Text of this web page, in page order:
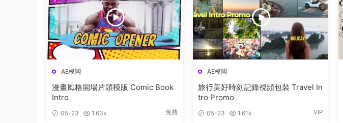
AE模闆
漫畫風格開場片頭模版 Comic Book
Intro
05-23 1.63k 免費
AE模闆
旅行美好時刻記錄視頻包裝 Travel In
tro Promo
05-23 1.61k VIP